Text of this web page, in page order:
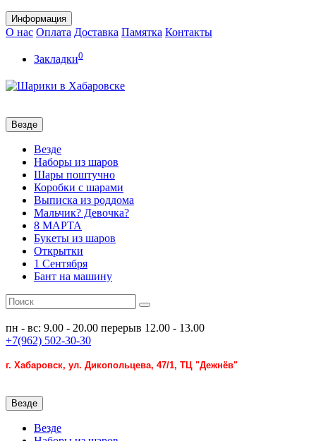
Информация
О нас Оплата Доставка Памятка Контакты
Закладки0
Везде
Везде
Наборы из шаров
Шары поштучно
Коробки с шарами
Выписка из роддома
Мальчик? Девочка?
8 МАРТА
Букеты из шаров
Открытки
1 Сентября
Бант на машину
пн - вс: 9.00 - 20.00 перерыв 12.00 - 13.00
+7(962) 502-30-30
г. Хабаровск, ул. Дикопольцева, 47/1, ТЦ "Дежнёв"
Везде
Везде